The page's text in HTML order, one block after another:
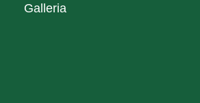
Galleria